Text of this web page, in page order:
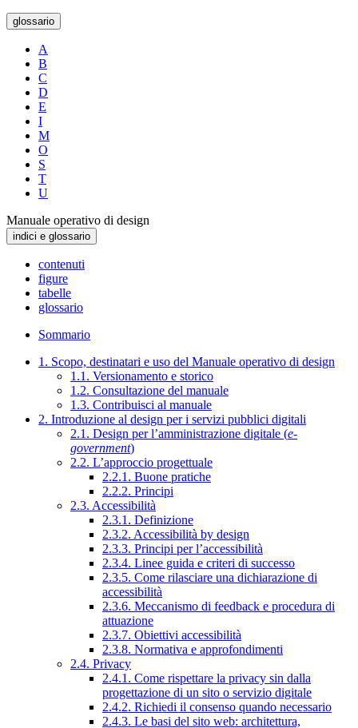
glossario
A
B
C
D
E
I
M
O
S
T
U
Manuale operativo di design
indici e glossario
contenuti
figure
tabelle
glossario
Sommario
1. Scopo, destinatari e uso del Manuale operativo di design
1.1. Versionamento e storico
1.2. Consultazione del manuale
1.3. Contribuisci al manuale
2. Introduzione al design per i servizi pubblici digitali
2.1. Design per l’amministrazione digitale (e-
government)
2.2. L’approccio progettuale
2.2.1. Buone pratiche
2.2.2. Principi
2.3. Accessibilità
2.3.1. Definizione
2.3.2. Accessibilità by design
2.3.3. Principi per l’accessibilità
2.3.4. Linee guida e criteri di successo
2.3.5. Come rilasciare una dichiarazione di
accessibilità
2.3.6. Meccanismo di feedback e procedura di
attuazione
2.3.7. Obiettivi accessibilità
2.3.8. Normativa e approfondimenti
2.4. Privacy
2.4.1. Come rispettare la privacy sin dalla
progettazione di un sito o servizio digitale
2.4.2. Richiedi il consenso quando necessario
2.4.3. Le basi del sito web: architettura,